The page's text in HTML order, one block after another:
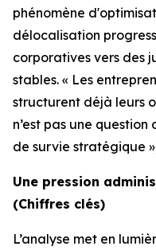
phénomène
délocalisation
corporatives vers des
stables. « Les
structurent déjà leurs
n’est pas une
de survie stratégique
Une pression
(Chiffres clés)
L’analyse met en